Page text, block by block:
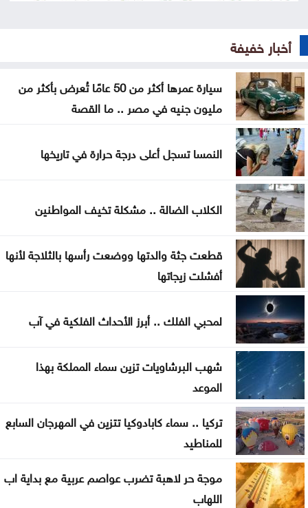
هل أصبحت الهواتف القابلة للطي مملة؟
5 إشارات قد يرسلها القلب قبل الجلطة .. لا تتجاهلها
العدو الخفي للمسافرين .. لماذا يرهقك اختلاف التوقيت
وداعا لعسر الهضم .. طرق منزلية بسيطة تمنح معدتك
الراحة
هل تأكل البطيخ مع الخبز؟ خبراء يوضحون ما قد يحدث
لجسمك
عطالله: الوصاية الهاشمية صمام أمان للمقدسات في
القدس
أعيان: مواقف الملك تعكس التزامًا أردنيًا راسخًا بالدفاع
عن القدس ومقدساتها
أخبار خفيفة
سيارة عمرها أكثر من 50 عامًا تُعرض بأكثر من
مليون جنيه في مصر .. ما القصة
النمسا تسجل أعلى درجة حرارة في تاريخها
الكلاب الضالة .. مشكلة تخيف المواطنين
قطعت جثة والدتها ووضعت رأسها بالثلاجة لأنها
أفشلت زيجاتها
لمحبي الفلك .. أبرز الأحداث الفلكية في آب
شهب البرشاويات تزين سماء المملكة بهذا
الموعد
تركيا .. سماء كابادوكيا تتزين في المهرجان السابع
للمناطيد
موجة حر لاهبة تضرب عواصم عربية مع بداية اب
اللهاب